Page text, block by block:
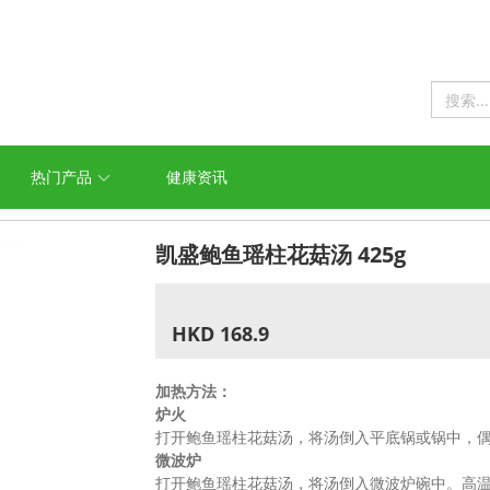
热门产品 健康资讯
凯盛鲍鱼瑶柱花菇汤 425g
HKD 168.9
加热方法：
炉火
打开鲍鱼瑶柱花菇汤，将汤倒入平底锅或锅中，
微波炉
打开鲍鱼瑶柱花菇汤，将汤倒入微波炉碗中。高